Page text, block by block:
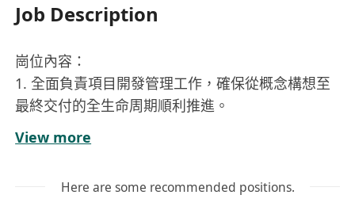
Job Description
崗位內容：
1. 全面負責項目開發管理工作，確保從概念構想至
最終交付的全生命周期順利推進。
2. 主導項目初期需求分析與規劃，制定明確的項目
目標及執行計劃，並進行資源分配與預算控制。
信息流暢傳遞，解決潛在問題和分歧。
View more
Here are some recommended positions.